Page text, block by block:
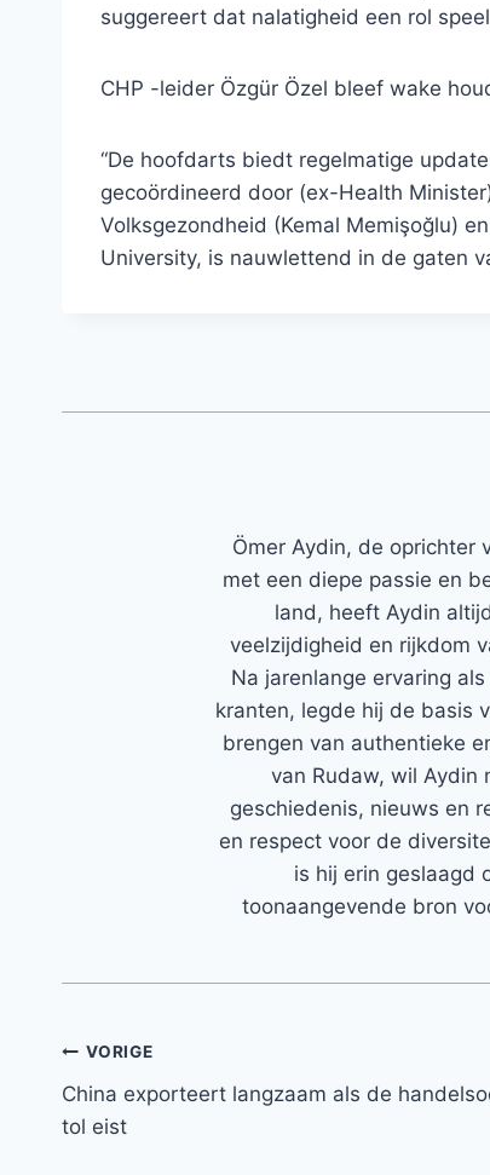
suggereert dat nalatigheid een rol
CHP -leider Özgür Özel bleef wake
“De hoofdarts biedt regelmatige
gecoördineerd door (ex-Health
Volksgezondheid (Kemal Memişoğlu)
University, is nauwlettend in de gaten
Ömer Aydin, de oprichter
met een diepe passie en
land, heeft Aydin
veelzijdigheid en rijkdom
Na jarenlange ervaring
kranten, legde hij de basis
brengen van authentieke
van Rudaw, wil Aydin
geschiedenis, nieuws en
en respect voor de
is hij erin geslaagd
toonaangevende bron
Bericht
navigatie
VORIGE
China exporteert langzaam als de
tol eist